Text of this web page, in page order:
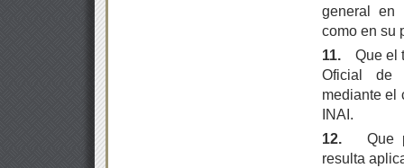
general
como en su
11.
Que el
Oficial de
mediante el
INAI.
12.
Que
resulta